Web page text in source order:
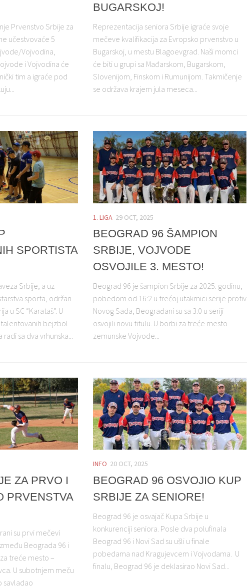
Prvenstvo Srbije za
učestvovaće 5
Vojvodina,
i Vojvodina će
tim a igraće pod
BUGARSKOJ!
Reprezentacija seniora Srbije igraće svoje
mečeve kvalifikacija za Evropsko prvenstvo u
Bugarskoj, u mestu Blagoevgrad. Naši momci
će biti u grupi sa Mađarskom, Bugarskom,
Slovenijom, Finskom i Rumunijom. Takmičenje
se održava krajem jula meseca...
SPORTISTA
Srbije, a uz
sporta, održan
u SC “Karataš”. U
bejzbol
sa dva vrhunska...
1. LIGA 29 OCT, 2025
BEOGRAD 96 ŠAMPION
SRBIJE, VOJVODE
OSVOJILE 3. MESTO!
Beograd 96 je šampion Srbije za 2025. godinu,
pobedom od 16:2 u trećoj utakmici serije protiv
Novog Sada, Beograđani su sa 3:0 u seriji
osvojili novu titulu. U borbi za treće mesto
zemunske Vojvode...
ZA PRVO I
PRVENSTVA
su prvi mečevi
Beograda 96 i
treće mesto –
U subotnjem meču
savladao
INFO 20 OCT, 2025
BEOGRAD 96 OSVOJIO KUP
SRBIJE ZA SENIORE!
Beograd 96 je osvajač Kupa Srbije u
konkurenciji seniora. Posle dva polufinala
Beograd 96 i Novi Sad su ušli u finale
pobedama nad Kragujevcem i Vojvodama. U
finalu, Beograd 96 je deklasirao Novi Sad...